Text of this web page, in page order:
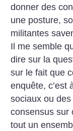
donner des
une posture,
militantes
Il me semble
dire sur la
sur le fait que
enquête, c’est
sociaux ou
consensus sur
tout un